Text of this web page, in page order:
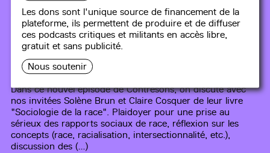
Les dons sont l'unique source de financement de la
plateforme, ils permettent de produire et de diffuser
ces podcasts critiques et militants en accès libre,
gratuit et sans publicité.
Nous soutenir
#9Pour une sociologie de la race
(1re partie)
47 min
Dans ce nouvel épisode de Contresons, on discute avec
nos invitées Solène Brun et Claire Cosquer de leur livre
"Sociologie de la race". Plaidoyer pour une prise au
sérieux des rapports sociaux de race, réflexion sur les
concepts (race, racialisation, intersectionnalité, etc.),
discussion des (…)